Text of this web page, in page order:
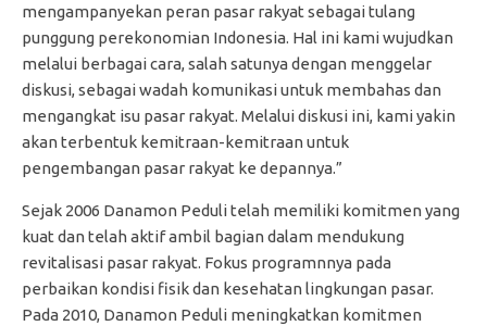
mengampanyekan peran pasar rakyat sebagai tulang
punggung perekonomian Indonesia. Hal ini kami wujudkan
melalui berbagai cara, salah satunya dengan menggelar
diskusi, sebagai wadah komunikasi untuk membahas dan
mengangkat isu pasar rakyat. Melalui diskusi ini, kami yakin
akan terbentuk kemitraan-kemitraan untuk
pengembangan pasar rakyat ke depannya.”
Sejak 2006 Danamon Peduli telah memiliki komitmen yang
kuat dan telah aktif ambil bagian dalam mendukung
revitalisasi pasar rakyat. Fokus programnnya pada
perbaikan kondisi fisik dan kesehatan lingkungan pasar.
Pada 2010, Danamon Peduli meningkatkan komitmen